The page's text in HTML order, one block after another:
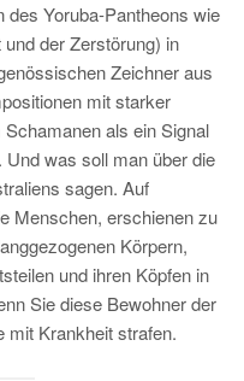
des Yoruba-Pantheons wie
der Zerstörung) in
Zeichner aus
mit starker
als ein Signal
was soll man über die
sagen. Auf
Menschen, erschienen zu
Körpern,
und ihren Köpfen in
Sie diese Bewohner der
mit Krankheit strafen.